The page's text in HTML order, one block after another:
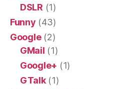
DSLR (1)
Funny (43)
Google(2)
GMail (1)
Google+ (1)
GTalk(1)